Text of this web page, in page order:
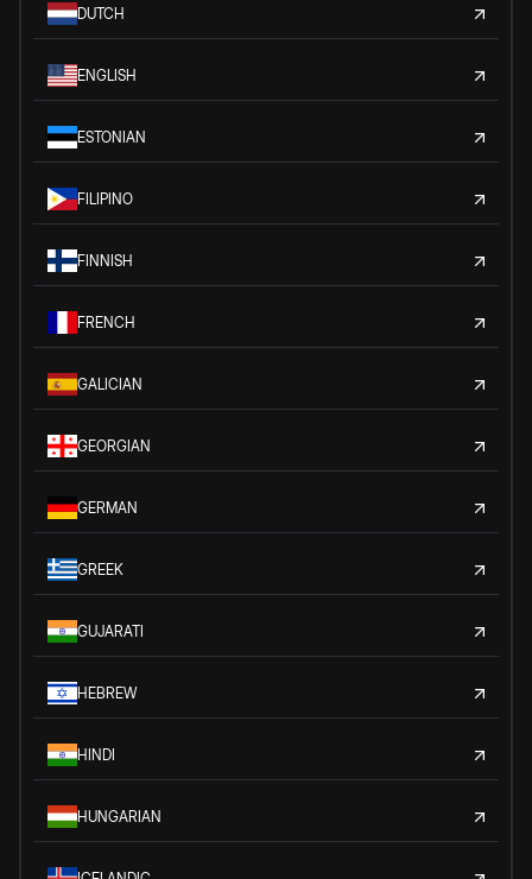
DUTCH
ENGLISH
ESTONIAN
FILIPINO
FINNISH
FRENCH
GALICIAN
GEORGIAN
GERMAN
GREEK
GUJARATI
HEBREW
HINDI
HUNGARIAN